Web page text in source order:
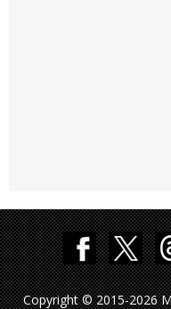
Copyright © 2015-2026